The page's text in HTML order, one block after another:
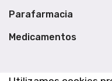
Parafarmacia
Medicamentos